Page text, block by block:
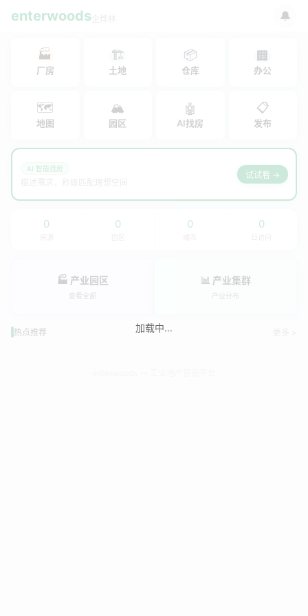
enterwoods 🔔
🏭
厂房
🏗
土地
📦
仓库
🏢
办公
🗺
地图
🏔
园区
🤖
AI找房
📋
发布
AI 智能找房
试试看 →
0 0 0 0
🏭 产业园区
查看全部
📊 产业集群
产业分布
热点推荐 加载中...